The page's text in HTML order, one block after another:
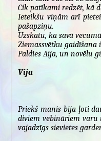
Cik patīkami redzēt, kā
Ieteikšu viņām arī
pašapziņu.
Uzskatu, ka savā
Ziemassvētku
Paldies Aija, un novēlu
Vija
Priekš manis bija ļoti
diviem vebināriem
vajadzīgs sievietes